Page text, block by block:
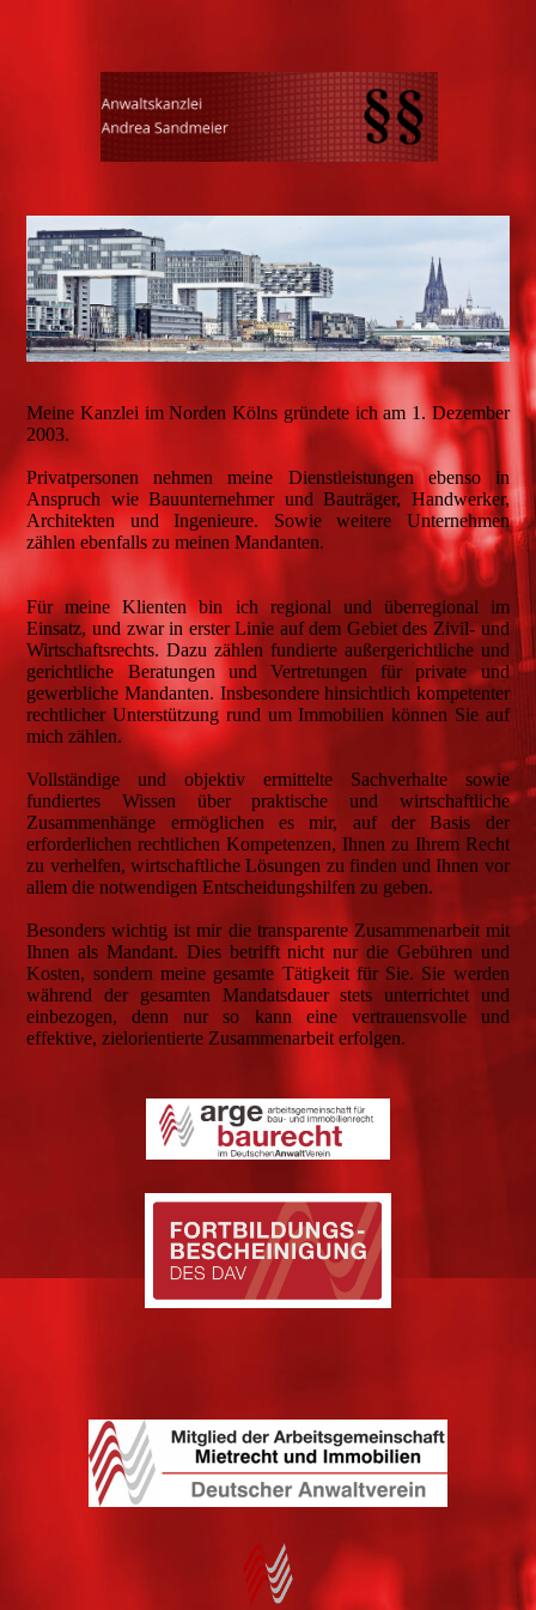
Meine Kanzlei im Norden Kölns gründete ich am 1. Dezember
2003.
Privatpersonen nehmen meine Dienstleistungen ebenso in
Anspruch wie Bauunternehmer und Bauträger, Handwerker,
Architekten und Ingenieure. Sowie weitere Unternehmen
zählen ebenfalls zu meinen Mandanten.
Für meine Klienten bin ich regional und überregional im
Einsatz, und zwar in erster Linie auf dem Gebiet des Zivil- und
Wirtschaftsrechts. Dazu zählen fundierte außergerichtliche und
gerichtliche Beratungen und Vertretungen für private und
gewerbliche Mandanten. Insbesondere hinsichtlich kompetenter
rechtlicher Unterstützung rund um Immobilien können Sie auf
mich zählen.
Vollständige und objektiv ermittelte Sachverhalte sowie
fundiertes Wissen über praktische und wirtschaftliche
Zusammenhänge ermöglichen es mir, auf der Basis der
erforderlichen rechtlichen Kompetenzen, Ihnen zu Ihrem Recht
zu verhelfen, wirtschaftliche Lösungen zu finden und Ihnen vor
allem die notwendigen Entscheidungshilfen zu geben.
Besonders wichtig ist mir die transparente Zusammenarbeit mit
Ihnen als Mandant. Dies betrifft nicht nur die Gebühren und
Kosten, sondern meine gesamte Tätigkeit für Sie. Sie werden
während der gesamten Mandatsdauer stets unterrichtet und
einbezogen, denn nur so kann eine vertrauensvolle und
effektive, zielorientierte Zusammenarbeit erfolgen.